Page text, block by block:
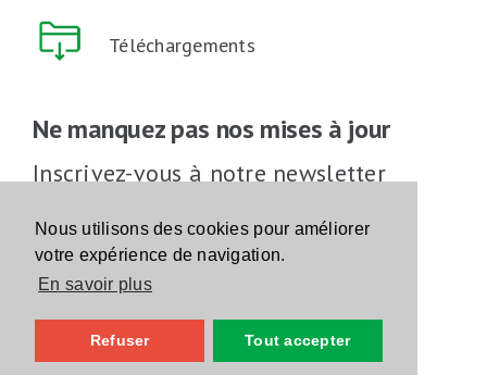
Nous utilisons des cookies pour améliorer
votre expérience de navigation.
En savoir plus
Refuser Tout accepter
Téléchargements
Ne manquez pas nos mises à jour
Inscrivez-vous à notre newsletter
Inscrivez-vous
Suivez-nous sur les réseaux sociaux